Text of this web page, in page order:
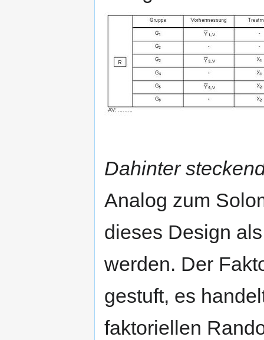
Dahinter
Analog zum
dieses Design
werden. Der
gestuft, es
faktoriellen